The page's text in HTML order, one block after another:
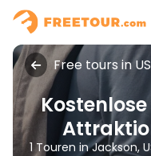
Free tours in
1 Touren in Jackson,